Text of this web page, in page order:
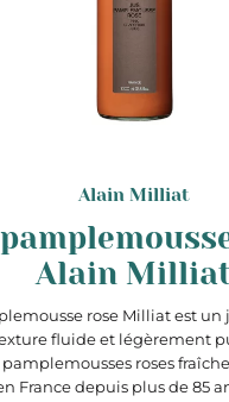
Alain Milliat
Alain
rose Milliat est un
fluide et légèrement
roses
France depuis plus de 85